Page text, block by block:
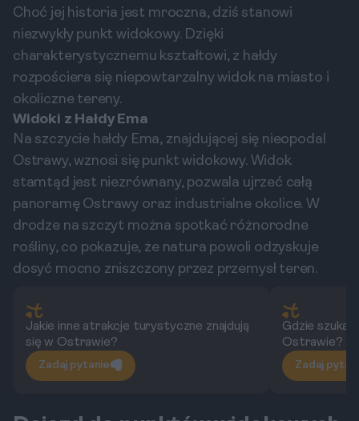
Choć jej historia jest mroczna, dziś stanowi
niezwykły punkt widokowy. Dzięki
charakterystycznemu kształtowi, z hałdy
rozpościera się niepowtarzalny widok na miasto i
okoliczne tereny.
Widoki z Hałdy Ema
Na szczycie hałdy Ema, znajdującej się nieopodal
Ostrawy, wznosi się punkt widokowy. Widok
stamtąd jest niezrównany, pozwala ujrzeć całą
panoramę Ostrawy oraz industrialne okolice. W
drodze na szczyt można spotkać różnorodne
rośliny, co pokazuje, że natura powoli odzyskuje
dosyć mocno zniszczony przez przemysł teren.
Jakie inne atrakcje turystyczne znajdują
się w Ostrawie?
Zadaj pytanie
Gdzie
Ostrawie?
Zadaj